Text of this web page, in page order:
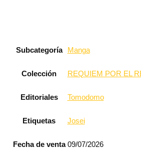
Subcategoría Manga
Colección REQUIEM POR EL
Editoriales Tomodomo
Etiquetas Josei
Fecha de venta 09/07/2026